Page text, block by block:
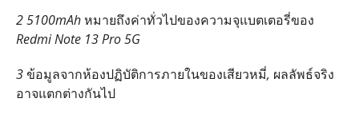
2 5100mAhหมายถึงค่าทั่วไปของความจุแบตเตอรี่ของ
Redmi Note 13 Pro 5G
3ข้อมูลจากห้องปฏิบัติการภายในของเสียวหมี่, ผลลัพธ์จริง
อาจแตกต่างกันไป